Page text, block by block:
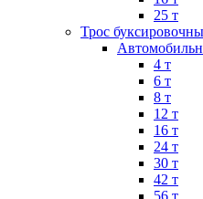
25 т
Трос
4 т
6 т
8 т
12 т
16 т
24 т
30 т
42 т
56 т